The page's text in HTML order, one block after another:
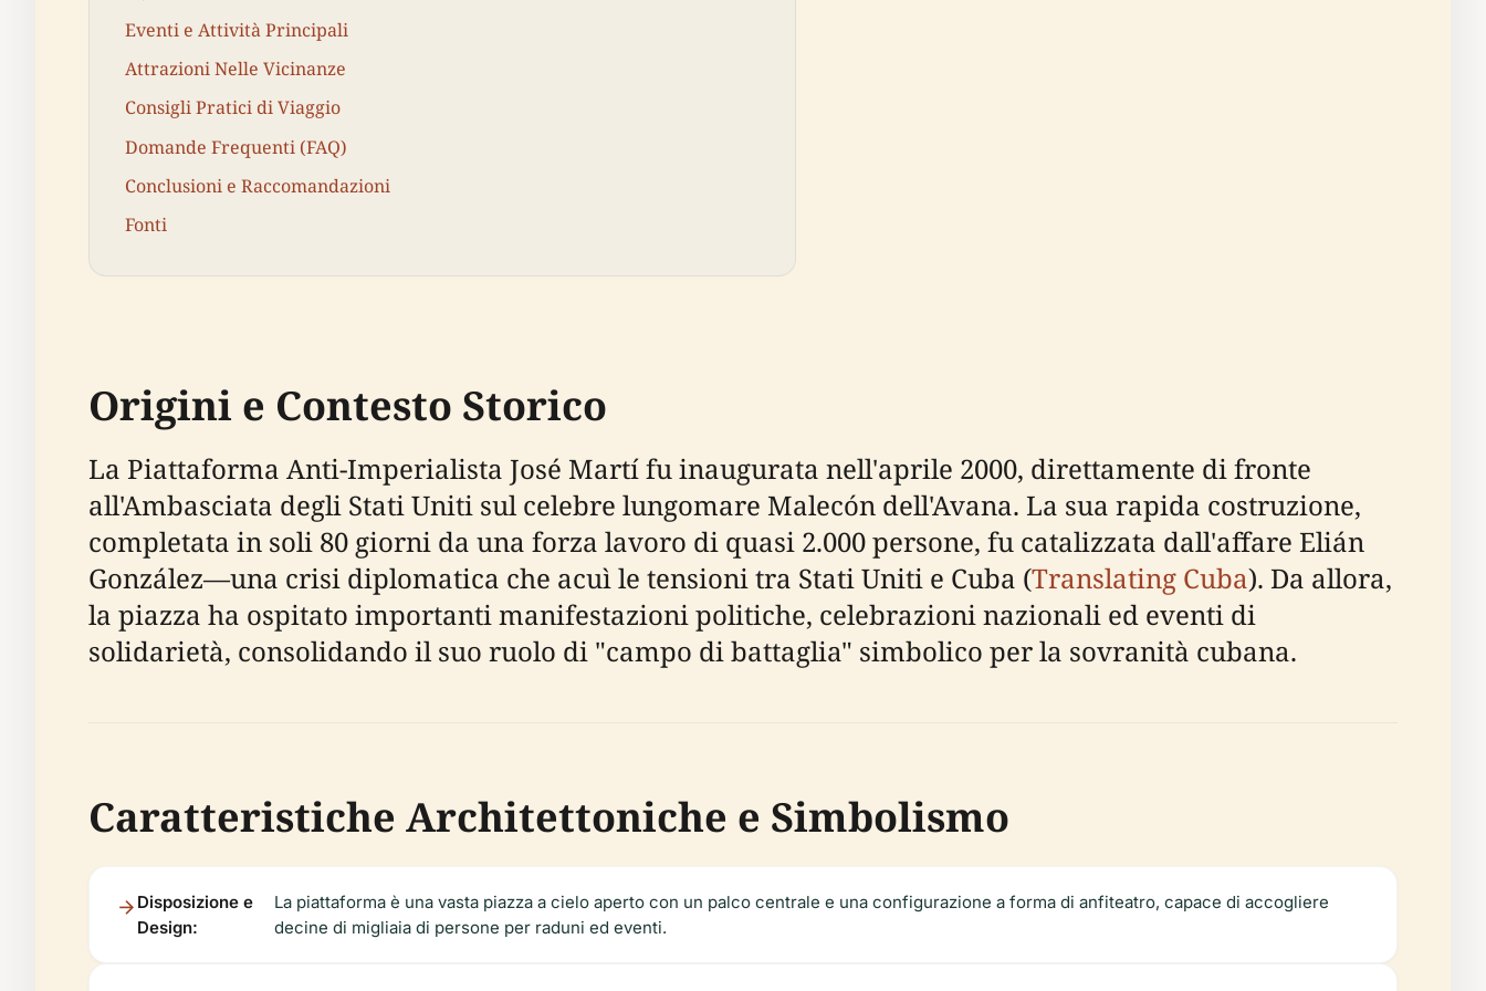
Eventi e Attività Principali
Attrazioni Nelle Vicinanze
Consigli Pratici di Viaggio
Domande Frequenti (FAQ)
Conclusioni e Raccomandazioni
Fonti
Origini e Contesto Storico
La Piattaforma Anti-Imperialista José Martí fu inaugurata nell'aprile 2000, direttamente di fronte
all'Ambasciata degli Stati Uniti sul celebre lungomare Malecón dell'Avana. La sua rapida costruzione,
completata in soli 80 giorni da una forza lavoro di quasi 2.000 persone, fu catalizzata dall'affare Elián
González—una crisi diplomatica che acuì le tensioni tra Stati Uniti e Cuba (Translating Cuba). Da allora,
la piazza ha ospitato importanti manifestazioni politiche, celebrazioni nazionali ed eventi di
solidarietà, consolidando il suo ruolo di "campo di battaglia" simbolico per la sovranità cubana.
Caratteristiche Architettoniche e Simbolismo
Disposizione e
Design:
La piattaforma è una vasta piazza a cielo aperto con un palco centrale e una configurazione a forma di anfiteatro, capace di accogliere
decine di migliaia di persone per raduni ed eventi.